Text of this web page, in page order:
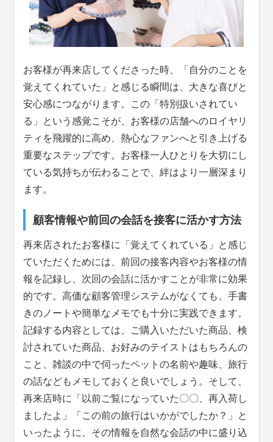
お客様が再来店してくださった時、「自分のことを
覚えてくれていた」と感じる瞬間は、大きな喜びと
安心感につながります。この「特別扱いされてい
る」という感覚こそが、お客様の店舗へのロイヤリ
ティを飛躍的に高め、熱心なファンへと引き上げる
重要なステップです。お客様一人ひとりを大切にし
ている気持ちが伝わることで、絆はより一層深まり
ます。
顧客情報や前回の会話を接客に活かす方法
再来店されたお客様に「覚えてくれている」と感じ
ていただくためには、前回の接客内容やお客様の情
報を記録し、次回の会話に活かすことが非常に効果
的です。高価な顧客管理システムがなくても、手書
きのノートや簡単なメモでも十分に実践できます。
記録する内容としては、ご購入いただいた商品、検
討されていた商品、お好みのテイストはもちろんの
こと、雑談の中で伺ったペットの名前や趣味、旅行
の話などもメモしておくと良いでしょう。そして、
再来店時に「以前ご覧になっていた〇〇、再入荷し
ましたよ」「この前の旅行はいかがでしたか？」と
いったように、その情報を自然な会話の中に盛り込